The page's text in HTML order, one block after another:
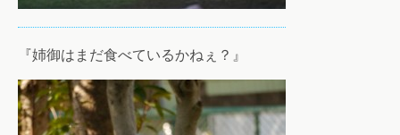
『姉御はまだ食べているかねぇ？』